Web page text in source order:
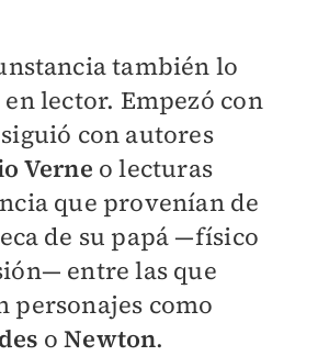
también lo
lector. Empezó con
con autores
Verne o lecturas
que provenían de
de su papá —físico
entre las que
personajes como
oNewton.